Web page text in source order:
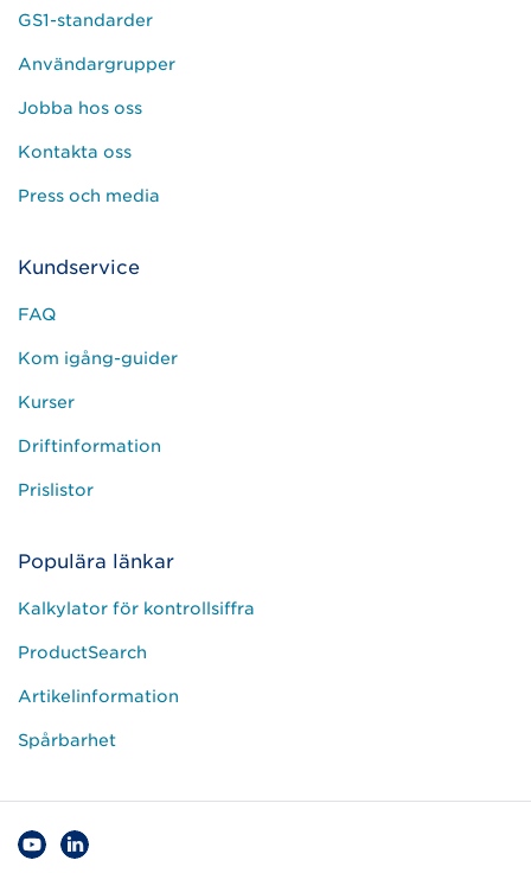
GS1-standarder
Användargrupper
Jobba hos oss
Kontakta oss
Press och media
Kundservice
FAQ
Kom igång-guider
Kurser
Driftinformation
Prislistor
Populära länkar
Kalkylator för kontrollsiffra
ProductSearch
Artikelinformation
Spårbarhet